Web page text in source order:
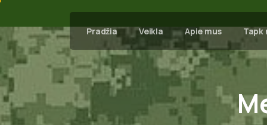
Pradžia Veikla Apie mus Tapk